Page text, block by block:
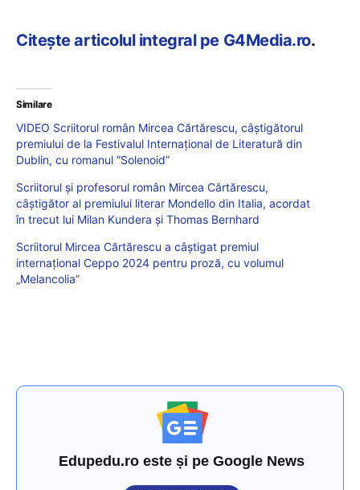
Citește articolul integral pe G4Media.ro.
Similare
VIDEO Scriitorul român Mircea Cărtărescu, câștigătorul
premiului de la Festivalul Internațional de Literatură din
Dublin, cu romanul “Solenoid”
Scriitorul și profesorul român Mircea Cărtărescu,
câștigător al premiului literar Mondello din Italia, acordat
în trecut lui Milan Kundera și Thomas Bernhard
Scriitorul Mircea Cărtărescu a câștigat premiul
internațional Ceppo 2024 pentru proză, cu volumul
„Melancolia”
Edupedu.ro este și pe Google News